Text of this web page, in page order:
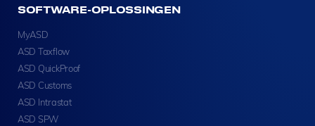
SOFTWARE-OPLOSSINGEN
MyASD
ASD Taxflow
ASD QuickProof
ASD Customs
ASD Intrastat
ASD SPW